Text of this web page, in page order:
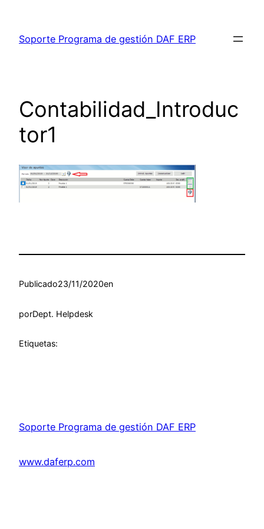
contenido
Soporte Programa de gestión DAF ERP
Contabilidad_Introduc
tor1
Publicado23/11/2020en
porDept. Helpdesk
Etiquetas:
Soporte Programa de gestión DAF ERP
www.daferp.com